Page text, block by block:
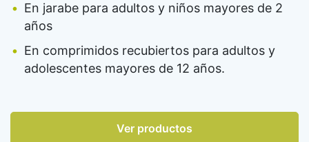
En jarabe para adultos y niños mayores de 2
años
En comprimidos recubiertos para adultos y
adolescentes mayores de 12 años.
Ver productos